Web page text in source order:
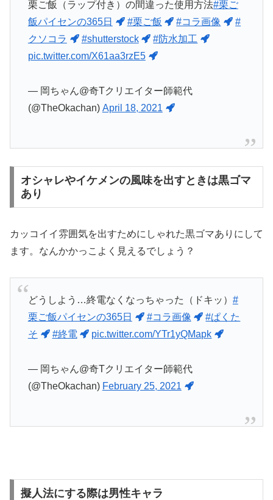
栗ご飯（ラップ付き）の間違った使用方法#栗ご
飯パイセンの365日
#栗ご飯 #コラ画像
#
クソコラ
#shutterstock
#防水加工
pic.twitter.com/X61aa3rzE5
— 岡ちゃん@奇Tクリエイター師範代
(@TheOkachan) April 18, 2021
オシャレやイケメンの風味を出すときは黒ゴマ
あり
カッコイイ雰囲気を出すためにしゃれた黒ゴマありにして
ます。なんかかっこよく見えるでしょう？
どうしよう…終電なくなっちゃった（ドキッ） #
栗ご飯パイセンの365日
#コラ画像
#ぱくた
そ
#終電 pic.twitter.com/YTr1yQMapk
— 岡ちゃん@奇Tクリエイター師範代
(@TheOkachan) February 25, 2021
擬人法にする際は男性キャラ